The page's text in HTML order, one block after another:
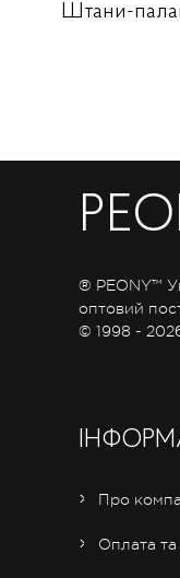
Штани-
® PEONY™
оптовий
© 1998 -
Про
Оплата та